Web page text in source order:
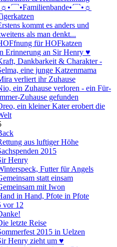
kommt es anders und
als man denkt...
für HOFkatzen
Erinnerung an Sir Henry ♥
Dankbarkeit & Charakter -
eine junge Katzenmama
verliert ihr Zuhause
ein Zuhause verloren - ein Für-
Zuhause gefunden
ein kleiner Kater erobert die
aus luftiger Höhe
2015
Henry
Futter für Angels
statt einsam
mit Iwon
in Hand, Pfote in Pfote
vor 12
letzte Reise
2015 in Uelzen
Henry zieht um ♥